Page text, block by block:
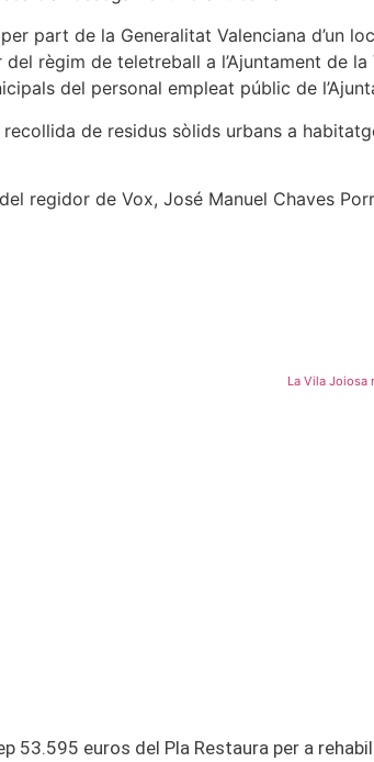
part de la Generalitat Valenciana d’un
règim de teletreball a l’Ajuntament de
del personal empleat públic de
de residus sòlids urbans a
regidor de Vox, José Manuel Chaves
La Vila Joiosa
53.595 euros del Pla Restaura per a